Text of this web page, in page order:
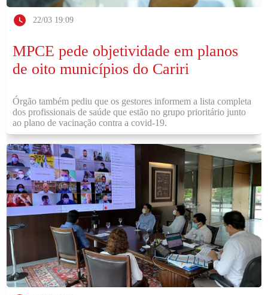
22/03 19:09
MPCE pede objetividade em planos
de oito municípios do Cariri
Órgão também pediu que os gestores informem a lista completa
dos profissionais de saúde que estão no grupo prioritário junto
ao plano de vacinação contra a covid-19.